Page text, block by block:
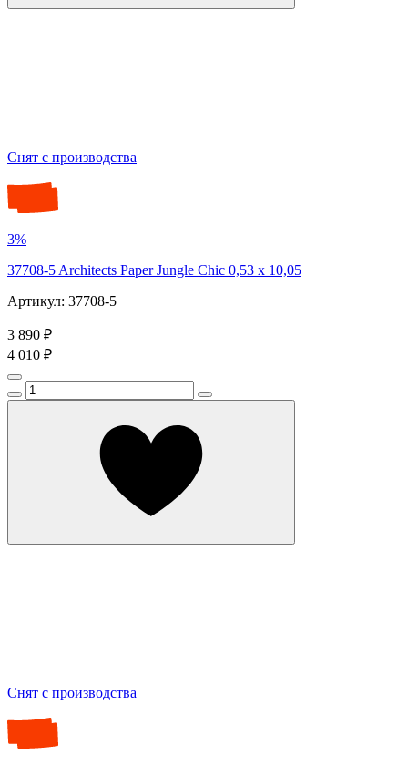
Снят с производства
3%
37708-5 Architects Paper Jungle Chic 0,53 х 10,05
Артикул: 37708-5
3 890 ₽
4 010 ₽
Снят с производства